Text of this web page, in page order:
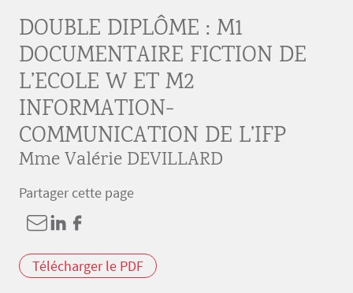
DOUBLE DIPLÔME : M1
DOCUMENTAIRE FICTION DE
L’ECOLE W ET M2
INFORMATION-
COMMUNICATION DE L’IFP
Mme Valérie DEVILLARD
Partager cette page
Télécharger le PDF